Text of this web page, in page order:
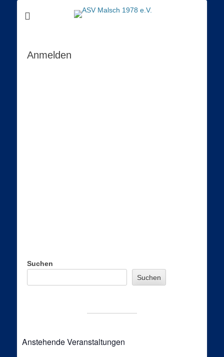
ASV Malsch 1978
Die Mälscher Angler im Netz
Anmelden
Suchen
Suchen
Anstehende Veranstaltungen